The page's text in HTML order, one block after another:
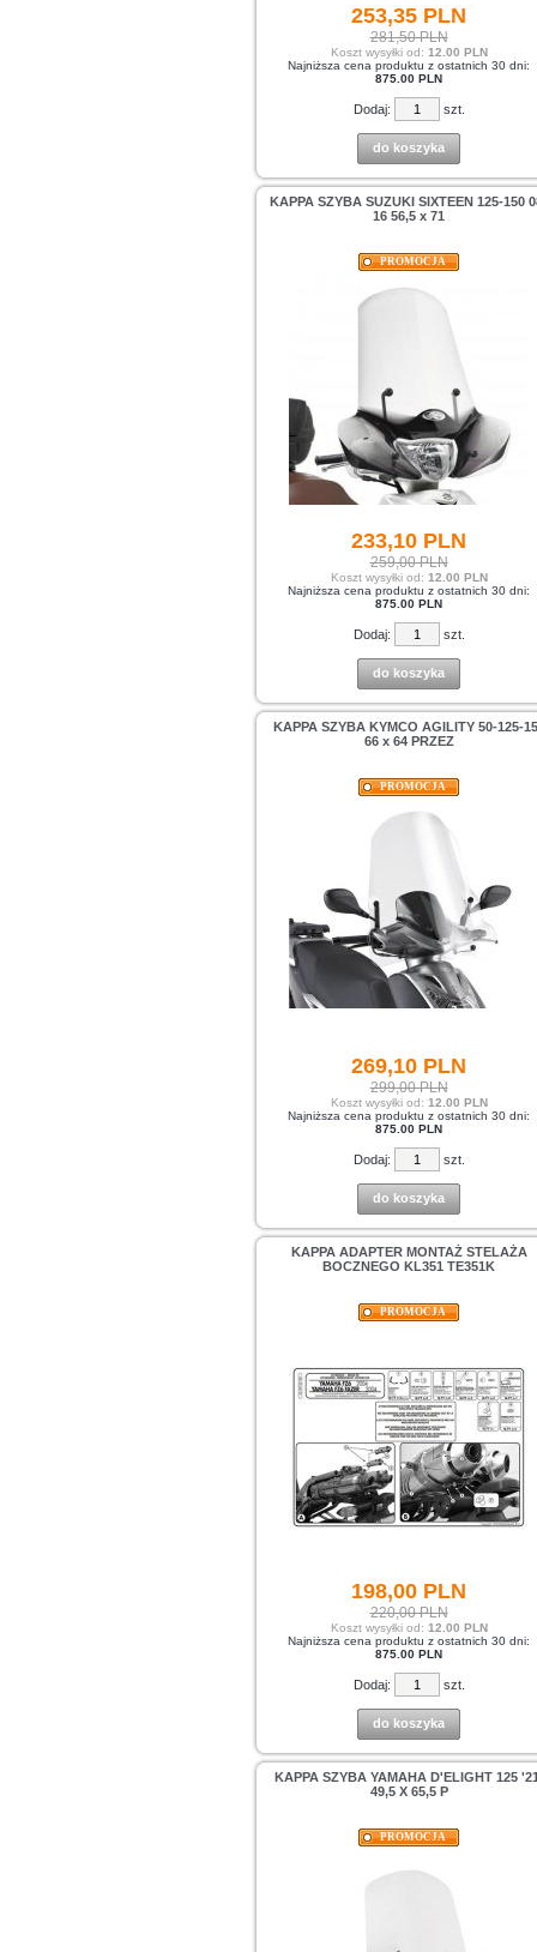
253,35 PLN
281,50 PLN
Koszt wysyłki od: 12.00 PLN
Najniższa cena produktu z ostatnich 30 dni:
875.00 PLN
Dodaj: szt.
do koszyka
KAPPA SZYBA SUZUKI SIXTEEN 125-150
16 56,5 x 71
PROMOCJA
233,10 PLN
259,00 PLN
Koszt wysyłki od: 12.00 PLN
Najniższa cena produktu z ostatnich 30 dni:
875.00 PLN
Dodaj: szt.
do koszyka
KAPPA SZYBA KYMCO AGILITY 50-125-
66 x 64 PRZEZ
PROMOCJA
269,10 PLN
299,00 PLN
Koszt wysyłki od: 12.00 PLN
Najniższa cena produktu z ostatnich 30 dni:
875.00 PLN
Dodaj: szt.
do koszyka
KAPPA ADAPTER MONTAŻ STELAŻA
BOCZNEGO KL351 TE351K
PROMOCJA
198,00 PLN
220,00 PLN
Koszt wysyłki od: 12.00 PLN
Najniższa cena produktu z ostatnich 30 dni:
875.00 PLN
Dodaj: szt.
do koszyka
KAPPA SZYBA YAMAHA D'ELIGHT 125
49,5 X 65,5 P
PROMOCJA